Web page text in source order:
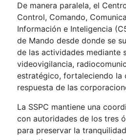
De manera paralela, el
Control, Comando,
Información e Inteligencia
de Mando desde donde se
de las actividades mediante
videovigilancia,
estratégico, fortaleciendo la
respuesta de las
La SSPC mantiene una
con autoridades de los tres
para preservar la